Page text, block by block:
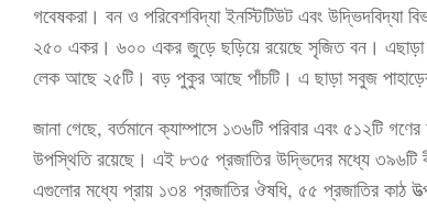
গবেষকরা। বন ও পরিবেশবিদ্যা ইনস্টিটিউট এবং উদ্ভিদবিদ্যা
২৫০ একর। ৬০০ একর জুড়ে ছড়িয়ে রয়েছে সৃজিত বন।
লেক আছে ২৫টি। বড় পুকুর আছে পাঁচটি। এ ছাড়া সবুজ পাহাড়ের
জানা গেছে, বর্তমানে ক্যাম্পাসে ১৩৬টি পরিবার এবং ৫১২টি
উপস্থিতি রয়েছে। এই ৮৩৫ প্রজাতির উদ্ভিদের মধ্যে ৩৯৬টি
এগুলোর মধ্যে প্রায় ১৩৪ প্রজাতির ঔষধি, ৫৫ প্রজাতির কাঠ